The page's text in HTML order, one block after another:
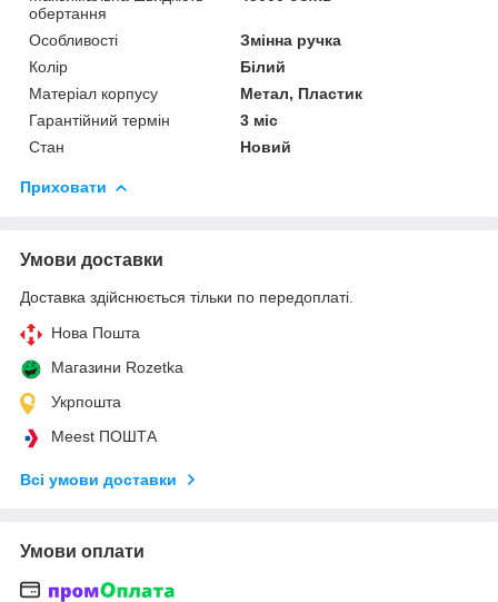
обертання
Особливості
Змінна ручка
Колір
Білий
Матеріал корпусу
Метал, Пластик
Гарантійний термін
3 міс
Стан
Новий
Приховати
Умови доставки
Доставка здійснюється тільки по передоплаті.
Нова Пошта
Магазини Rozetka
Укрпошта
Meest ПОШТА
Всі умови доставки
Умови оплати